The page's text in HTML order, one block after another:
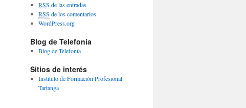
RSS de las entradas
RSS de los comentarios
WordPress.org
Blog de Telefonía
Blog de Telefonía
Sitios de interés
Instituto de Formación Profesional
Tartanga